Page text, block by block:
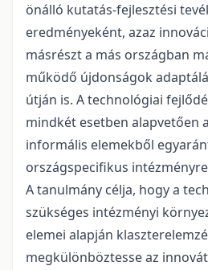
önálló kutatás-fejlesztési
eredményeként, azaz
másrészt a más országban
működő újdonságok
útján is. A technológiai
mindkét esetben alapvetően
informális elemekből
országspecifikus
A tanulmány célja, hogy a
szükséges intézményi
elemei alapján
megkülönböztesse az